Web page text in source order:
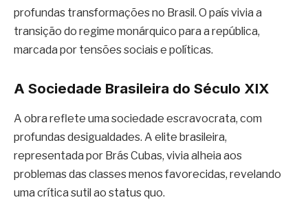
profundas transformações no Brasil. O país vivia a
transição do regime monárquico para a república,
marcada por tensões sociais e políticas.
A Sociedade Brasileira do Século XIX
A obra reflete uma sociedade escravocrata, com
profundas desigualdades. A elite brasileira,
representada por Brás Cubas, vivia alheia aos
problemas das classes menos favorecidas, revelando
uma crítica sutil ao status quo.